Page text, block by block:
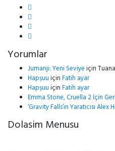
Yorumlar
Jumanji: Yeni Seviyeiçin
HapşuuiçinFatih ayar
HapşuuiçinFatih ayar
Emma Stone, Cruella 2 İçin
‘Gravity Falls’ın Yaratıcısı
Dolasim Menusu